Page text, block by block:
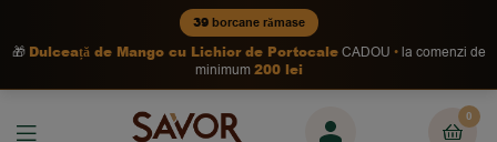
39borcane rămase
🎁 Dulceață de Mango cu Lichior de PortocaleCADOU
la comenzi de
minimum200 lei
0